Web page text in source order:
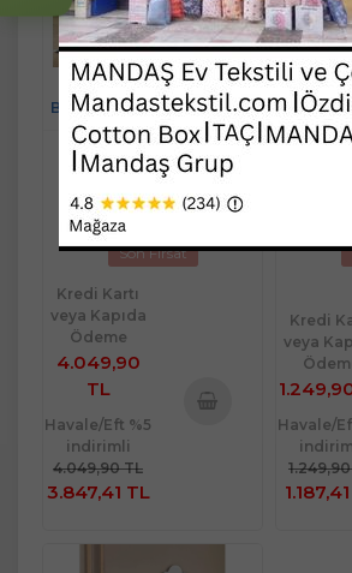
Özdilek 10 Parça Müslin
Bebek Seti (Önlüklü)-Deer
A.Mavi
Stok Kodu : MSTK15473
Son Fırsat
Kredi Kartı
veya Kapıda
Ödeme
4.049,90
TL
Havale/Eft %5
indirimli
4.049,90 TL
3.847,41 TL
Özdilek
Bebek
Stok
Kredi
veya
Havale/